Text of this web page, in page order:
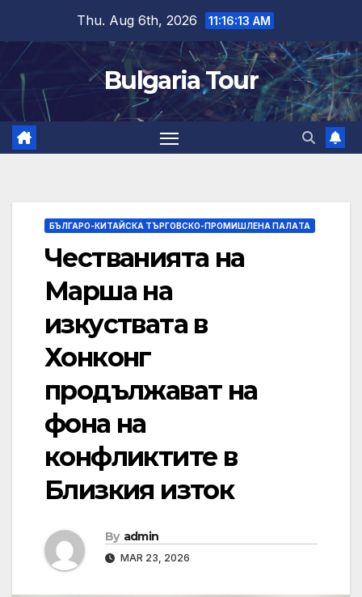
content
Thu. Aug 6th, 2026 11:16:14 AM
Bulgaria Tour
БЪЛГАРО-КИТАЙСКА ТЪРГОВСКО-ПРОМИШЛЕНА ПАЛAТА
Честванията на
Марша на
изкуствата в
Хонконг
продължават на
фона на
конфликтите в
Близкия изток
By admin
MAR 23, 2026